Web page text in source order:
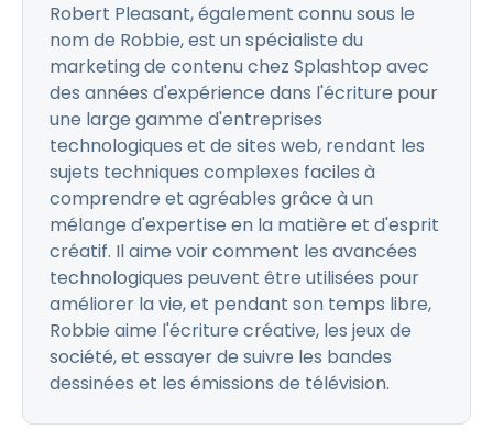
Robert Pleasant, également connu sous le
nom de Robbie, est un spécialiste du
marketing de contenu chez Splashtop avec
des années d'expérience dans l'écriture pour
une large gamme d'entreprises
technologiques et de sites web, rendant les
sujets techniques complexes faciles à
comprendre et agréables grâce à un
mélange d'expertise en la matière et d'esprit
créatif. Il aime voir comment les avancées
technologiques peuvent être utilisées pour
améliorer la vie, et pendant son temps libre,
Robbie aime l'écriture créative, les jeux de
société, et essayer de suivre les bandes
dessinées et les émissions de télévision.